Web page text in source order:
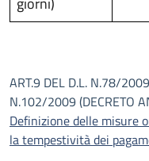
ART.9 DEL D.L. N.78/
N.102/2009 (DECRETO
Definizione delle misure
la tempestività dei